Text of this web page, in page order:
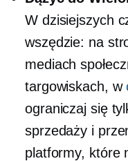
W dzisiejszych
wszędzie: na
mediach
targowiskach, w
ograniczaj się
sprzedaży i
platformy, które